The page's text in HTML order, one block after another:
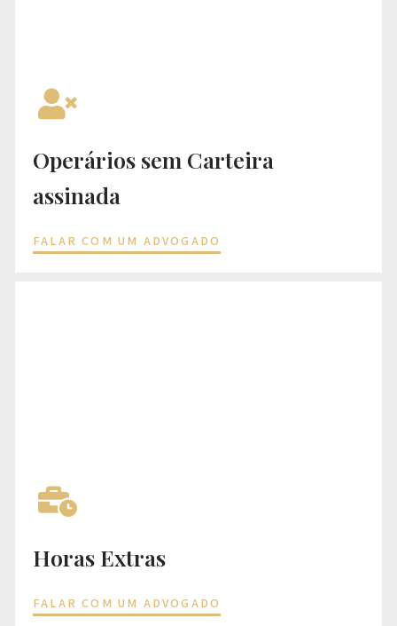
Operários sem Carteira
assinada
FALAR COM UM ADVOGADO
Horas Extras
FALAR COM UM ADVOGADO